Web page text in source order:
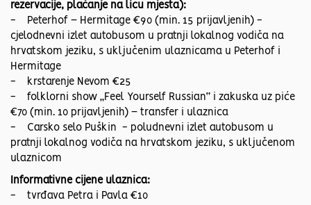
rezervacije, plaćanje na licu mjesta):
- Peterhof – Hermitage €90 (min. 15 prijavljenih) -
cjelodnevni izlet autobusom u pratnji lokalnog vodiča na
hrvatskom jeziku, s uključenim ulaznicama u Peterhof i
Hermitage
- krstarenje Nevom €25
- folklorni show „Feel Yourself Russian“ i zakuska uz piće
€70 (min. 10 prijavljenih) – transfer i ulaznica
- Carsko selo Puškin - poludnevni izlet autobusom u
pratnji lokalnog vodiča na hrvatskom jeziku, s uključenom
ulaznicom
Informativne cijene ulaznica:
- tvrđava Petra i Pavla €10